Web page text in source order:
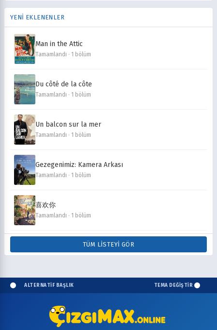
YENİ EKLENENLER
Man in the Attic
Tamamlandı · 1 bölüm
Du côté de la côte
Tamamlandı · 1 bölüm
Un balcon sur la mer
Tamamlandı · 1 bölüm
Gezegenimiz: Kamera Arkası
Tamamlandı · 1 bölüm
喜欢你
Tamamlandı · 1 bölüm
TÜM LISTEYI GÖR
ALTERNATİF BAŞLIK TEMA DEĞİŞTİR